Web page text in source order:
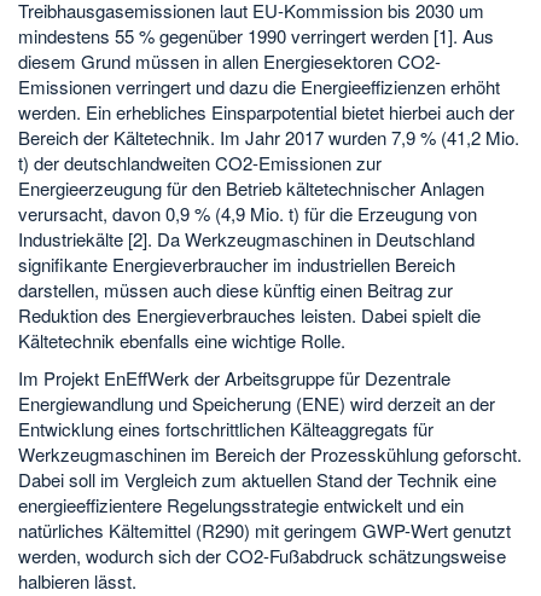
Treibhausgasemissionen laut EU-Kommission bis 2030 um
mindestens 55 % gegenüber 1990 verringert werden [1]. Aus
diesem Grund müssen in allen Energiesektoren CO2-
Emissionen verringert und dazu die Energieeffizienzen erhöht
werden. Ein erhebliches Einsparpotential bietet hierbei auch der
Bereich der Kältetechnik. Im Jahr 2017 wurden 7,9 % (41,2 Mio.
t) der deutschlandweiten CO2-Emissionen zur
Energieerzeugung für den Betrieb kältetechnischer Anlagen
verursacht, davon 0,9 % (4,9 Mio. t) für die Erzeugung von
Industriekälte [2]. Da Werkzeugmaschinen in Deutschland
signifikante Energieverbraucher im industriellen Bereich
darstellen, müssen auch diese künftig einen Beitrag zur
Reduktion des Energieverbrauches leisten. Dabei spielt die
Kältetechnik ebenfalls eine wichtige Rolle.
Im Projekt EnEffWerk der Arbeitsgruppe für Dezentrale
Energiewandlung und Speicherung (ENE) wird derzeit an der
Entwicklung eines fortschrittlichen Kälteaggregats für
Werkzeugmaschinen im Bereich der Prozesskühlung geforscht.
Dabei soll im Vergleich zum aktuellen Stand der Technik eine
energieeffizientere Regelungsstrategie entwickelt und ein
natürliches Kältemittel (R290) mit geringem GWP-Wert genutzt
werden, wodurch sich der CO2-Fußabdruck schätzungsweise
halbieren lässt.